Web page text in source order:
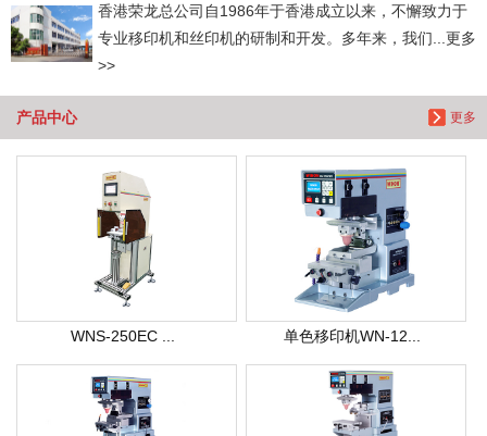
香港荣龙总公司自1986年于香港成立以来，不懈致力于
专业移印机和丝印机的研制和开发。多年来，我们...更多
>>
更多
产品中心
WNS-250EC ... 单色移印机WN-12...